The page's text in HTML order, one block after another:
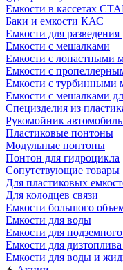
Емкости в кассетах
Баки и емкости КАС
Емкости для
Емкости с мешалками
Емкости с лопастными
Емкости с
Емкости с турбинными
Емкости с мешалками
Специзделия из
Рукомойник
Пластиковые понтоны
Модульные понтоны
Понтон для гидроцикла
Сопутствующие товары
Для пластиковых
Для колодцев связи
Емкости большого
Емкости для воды
Емкости для
Емкости для
Емкости для воды и